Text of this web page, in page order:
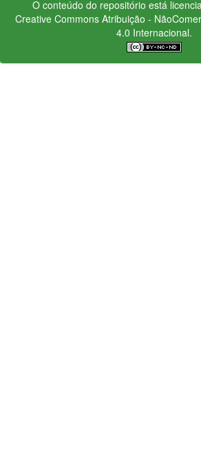
O conteúdo do repositório está
Creative CommonsAtribuição -
4.0 Internacional.